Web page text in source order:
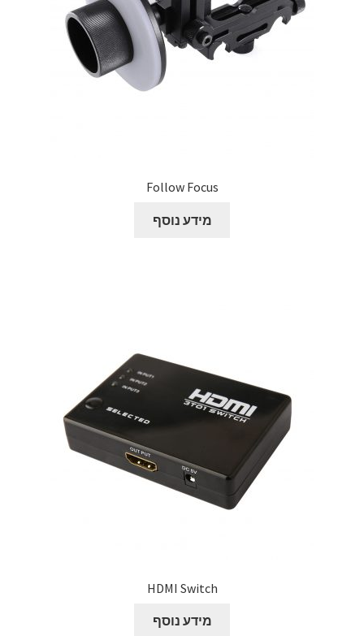
Follow Focus
מידע נוסף
HDMI Switch
מידע נוסף